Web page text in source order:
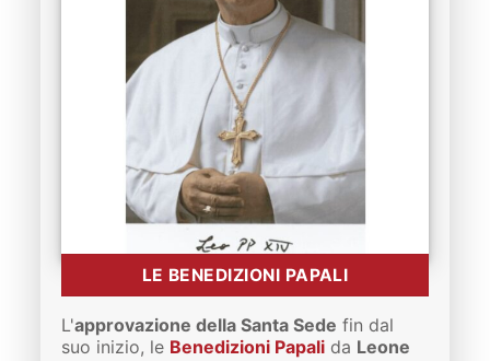
LE BENEDIZIONI PAPALI
L'approvazione della Santa Sede fin dal
suo inizio, le Benedizioni Papali da Leone